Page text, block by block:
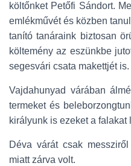
költőnket Petőfi Sándort.
emlékművét és közben
tanító tanáraink biztosan
költemény az eszünkbe
segesvári csata makettjét is.
Vajdahunyad várában
termeket és
királyunk is ezeket a falakat
Déva várát csak
miatt zárva volt.